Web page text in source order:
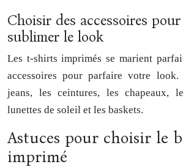
Choisir des accessoires
sublimer le look
Les t-shirts imprimés se marient
accessoires pour parfaire votre
jeans, les ceintures, les chapeaux,
lunettes de soleil et les baskets.
Astuces pour choisir le
imprimé